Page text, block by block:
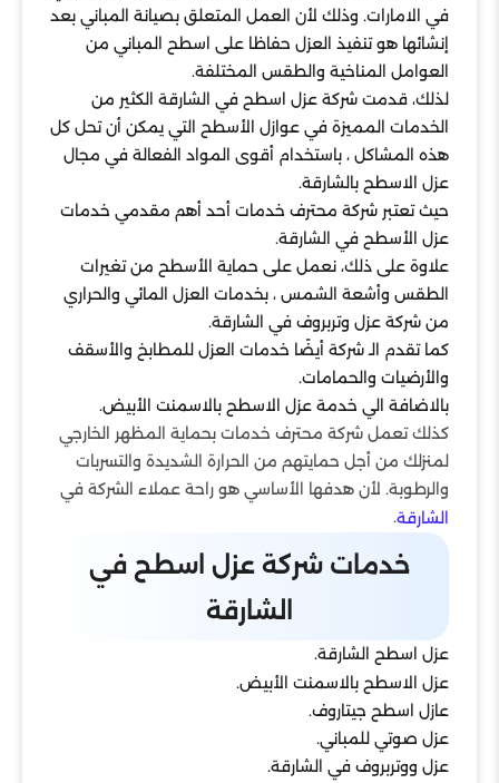
في الامارات. وذلك لأن العمل المتعلق بصيانة المباني بعد
إنشائها هو تنفيذ العزل حفاظا على اسطح المباني من
العوامل المناخية والطقس المختلفة.
لذلك، قدمت شركة عزل اسطح في الشارقة الكثير من
الخدمات المميزة في عوازل الأسطح التي يمكن أن تحل كل
هذه المشاكل ، باستخدام أقوى المواد الفعالة في مجال
عزل الاسطح بالشارقة.
حيث تعتبر شركة محترف خدمات أحد أهم مقدمي خدمات
عزل الأسطح في الشارقة.
علاوة على ذلك، نعمل على حماية الأسطح من تغيرات
الطقس وأشعة الشمس ، بخدمات العزل المائي والحراري
من شركة عزل وتربروف في الشارقة.
كما تقدم الـ شركة أيضًا خدمات العزل للمطابخ والأسقف
والأرضيات والحمامات.
بالاضافة الي خدمة عزل الاسطح بالاسمنت الأبيض.
كذلك تعمل شركة محترف خدمات بحماية المظهر الخارجي
لمنزلك من أجل حمايتهم من الحرارة الشديدة والتسربات
والرطوبة. لأن هدفها الأساسي هو راحة عملاء الشركة في
الشارقة.
خدمات شركة عزل اسطح في
الشارقة
عزل اسطح الشارقة.
عزل الاسطح بالاسمنت الأبيض.
عازل اسطح جيتاروف.
عزل صوتي للمباني.
عزل ووتربروف في الشارقة.